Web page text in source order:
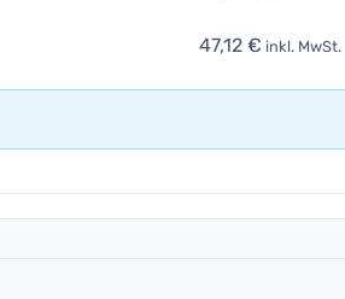
47,12 € inkl. MwSt.